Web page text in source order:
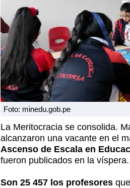
Foto: minedu.gob.pe
La Meritocracia se consolida.
alcanzaron una vacante en el
Ascenso de Escala en
fueron publicados en la víspera.
Son 25 457 los profesores